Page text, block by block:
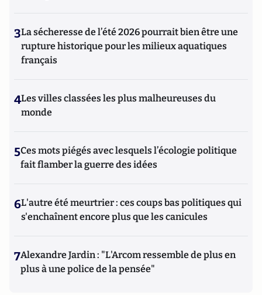
3La sécheresse de l’été 2026 pourrait bien être une
rupture historique pour les milieux aquatiques
français
4Les villes classées les plus malheureuses du
monde
5Ces mots piégés avec lesquels l’écologie politique
fait flamber la guerre des idées
6L'autre été meurtrier : ces coups bas politiques qui
s'enchaînent encore plus que les canicules
7Alexandre Jardin : "L'Arcom ressemble de plus en
plus à une police de la pensée"